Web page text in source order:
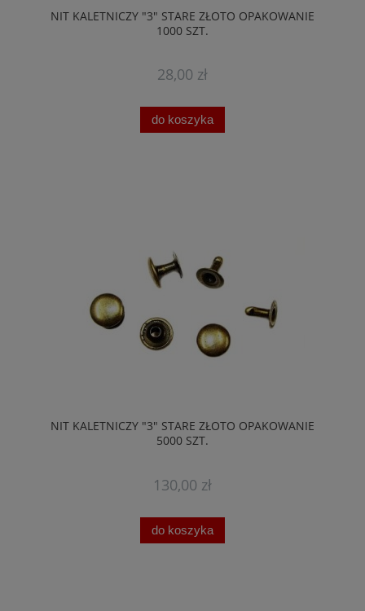
NIT KALETNICZY "3" STARE ZŁOTO OPAKOWANIE
1000 SZT.
28,00 zł
do koszyka
NIT KALETNICZY "3" STARE ZŁOTO OPAKOWANIE
5000 SZT.
130,00 zł
do koszyka